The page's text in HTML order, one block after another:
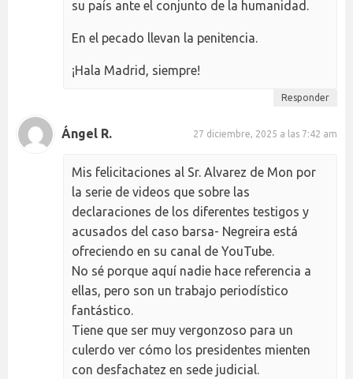
su país ante el conjunto de la humanidad.
En el pecado llevan la penitencia.
¡Hala Madrid, siempre!
Responder
Ángel R. 27 diciembre, 2025 a las 7:42 am
Mis felicitaciones al Sr. Alvarez de Mon por
la serie de videos que sobre las
declaraciones de los diferentes testigos y
acusados del caso barsa- Negreira está
ofreciendo en su canal de YouTube.
No sé porque aquí nadie hace referencia a
ellas, pero son un trabajo periodístico
fantástico.
Tiene que ser muy vergonzoso para un
culerdo ver cómo los presidentes mienten
con desfachatez en sede judicial.